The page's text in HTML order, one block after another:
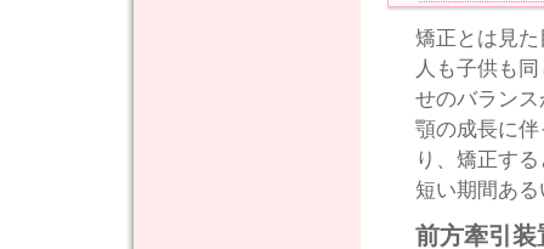
矯正とは見
人も子供も
せのバラン
顎の成長に
り、矯正す
短い期間あ
前方牽引装